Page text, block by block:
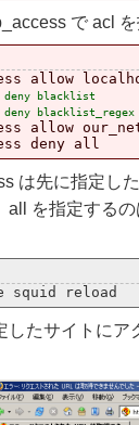
で acl
allow
deny blacklist
deny blacklist_regex
allow
は先に指定し
all を指定する
したサイトにア